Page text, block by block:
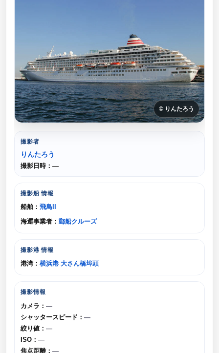
© りんたろう
撮影者
りんたろう
撮影日時：—
撮影船 情報
船舶：飛鳥II
海運事業者：郵船クルーズ
撮影港 情報
港湾：横浜港 大さん橋埠頭
撮影情報
カメラ：—
シャッタースピード：—
絞り値：—
ISO：—
焦点距離：—